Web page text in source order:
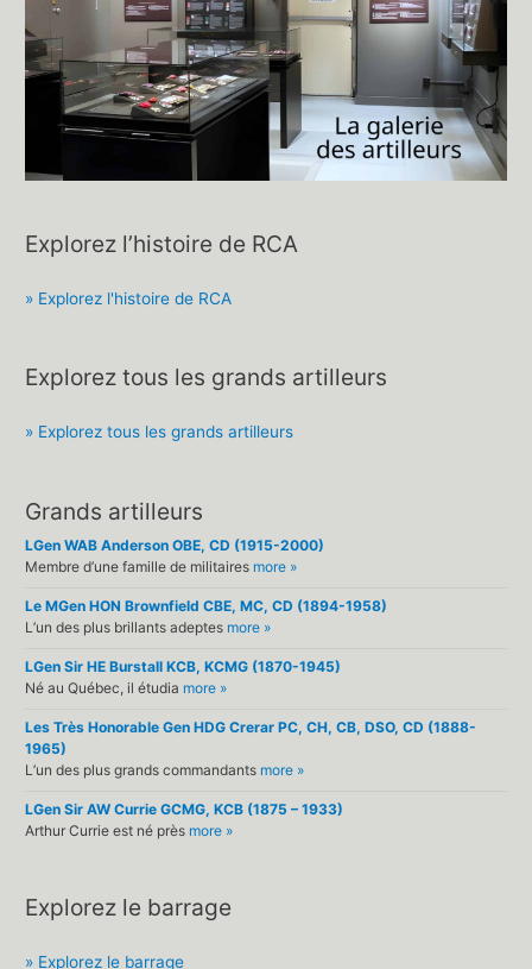
Explorez l’histoire de RCA
» Explorez l'histoire de RCA
Explorez tous les grands artilleurs
» Explorez tous les grands artilleurs
Grands artilleurs
LGen WAB Anderson OBE, CD (1915-2000)
Membre d’une famille de militaires more »
Le MGen HON Brownfield CBE, MC, CD (1894-1958)
L’un des plus brillants adeptes more »
LGen Sir HE Burstall KCB, KCMG (1870-1945)
Né au Québec, il étudia more »
Les Très Honorable Gen HDG Crerar PC, CH, CB, DSO, CD (1888-
1965)
L’un des plus grands commandants more »
LGen Sir AW Currie GCMG, KCB (1875 – 1933)
Arthur Currie est né près more »
Explorez le barrage
» Explorez le barrage